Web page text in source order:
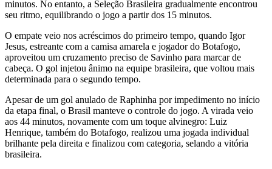
minutos. No entanto, a Seleção Brasileira gradualmente encontrou
seu ritmo, equilibrando o jogo a partir dos 15 minutos.
O empate veio nos acréscimos do primeiro tempo, quando Igor
Jesus, estreante com a camisa amarela e jogador do Botafogo,
aproveitou um cruzamento preciso de Savinho para marcar de
cabeça. O gol injetou ânimo na equipe brasileira, que voltou mais
determinada para o segundo tempo.
Apesar de um gol anulado de Raphinha por impedimento no início
da etapa final, o Brasil manteve o controle do jogo. A virada veio
aos 44 minutos, novamente com um toque alvinegro: Luiz
Henrique, também do Botafogo, realizou uma jogada individual
brilhante pela direita e finalizou com categoria, selando a vitória
brasileira.